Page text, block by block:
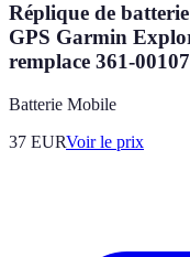
Réplique de
GPS Garmin
remplace 361-
Batterie Mobile
37 EURVoir le prix